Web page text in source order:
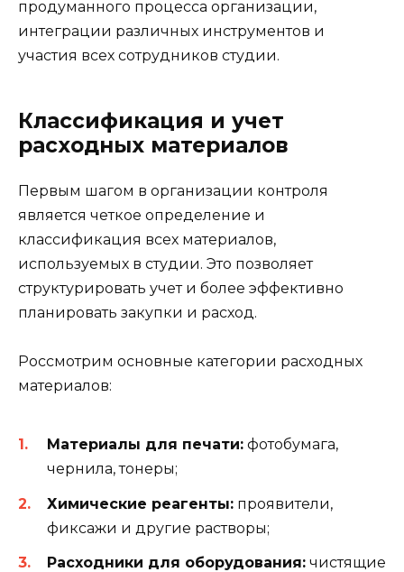
продуманного процесса организации,
интеграции различных инструментов и
участия всех сотрудников студии.
Классификация и учет
расходных материалов
Первым шагом в организации контроля
является четкое определение и
классификация всех материалов,
используемых в студии. Это позволяет
структурировать учет и более эффективно
планировать закупки и расход.
Россмотрим основные категории расходных
материалов:
Материалы для печати: фотобумага,
чернила, тонеры;
Химические реагенты: проявители,
фиксажи и другие растворы;
Расходники для оборудования: чистящие